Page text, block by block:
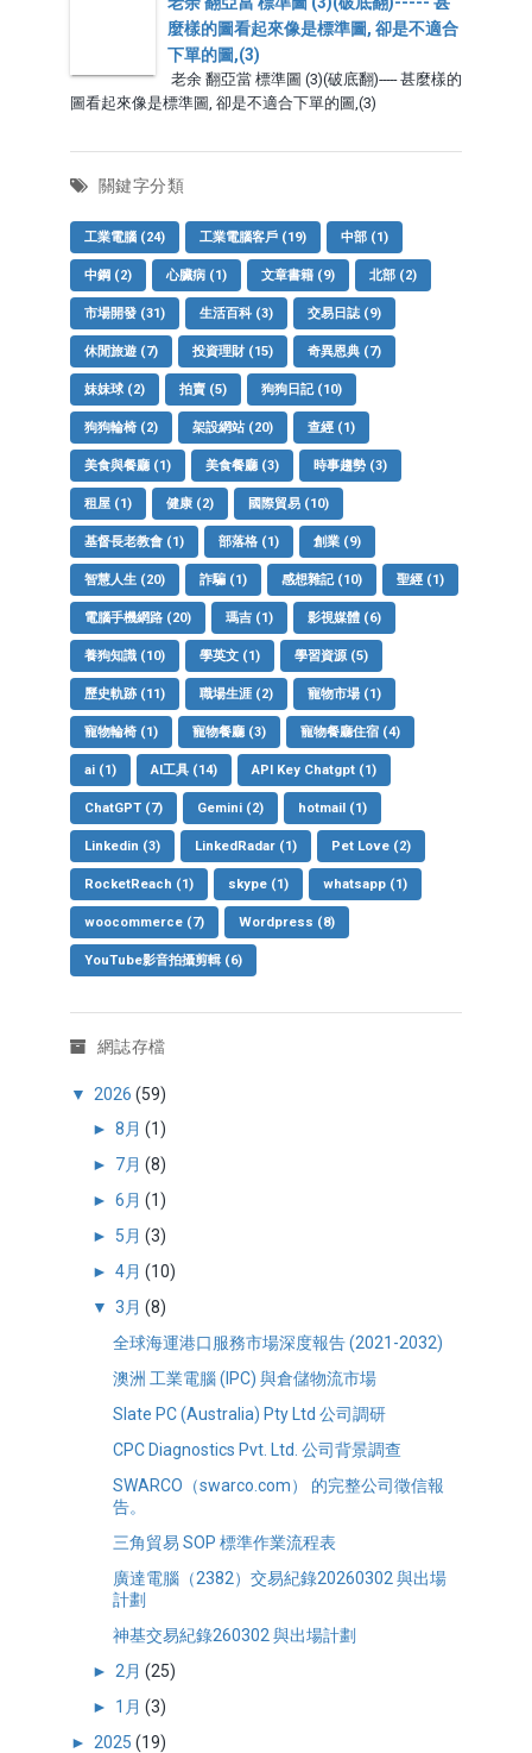
麼樣的圖看起來像是標準圖, 卻是不適合
下單的圖,(3)
老余 翻亞當 標準圖 (3)(破底翻)----- 甚麼樣的
圖看起來像是標準圖, 卻是不適合下單的圖,(3)
關鍵字分類
工業電腦 (24) 工業電腦客戶 (19) 中部 (1)
中鋼 (2) 心臟病 (1) 文章書籍 (9) 北部 (2)
市場開發 (31) 生活百科 (3) 交易日誌 (9)
休閒旅遊 (7) 投資理財 (15) 奇異恩典 (7)
妹妹球 (2) 拍賣 (5) 狗狗日記 (10)
狗狗輪椅 (2) 架設網站 (20) 查經 (1)
美食與餐廳 (1) 美食餐廳 (3) 時事趨勢 (3)
租屋 (1) 健康 (2) 國際貿易 (10)
基督長老教會 (1) 部落格 (1) 創業 (9)
智慧人生 (20) 詐騙 (1) 感想雜記 (10) 聖經 (1)
電腦手機網路 (20) 瑪吉 (1) 影視媒體 (6)
養狗知識 (10) 學英文 (1) 學習資源 (5)
歷史軌跡 (11) 職場生涯 (2) 寵物市場 (1)
寵物輪椅 (1) 寵物餐廳 (3) 寵物餐廳住宿 (4)
ai (1) AI工具 (14) API Key Chatgpt (1)
ChatGPT (7) Gemini (2) hotmail (1)
Linkedin (3) LinkedRadar (1) Pet Love (2)
RocketReach (1) skype (1) whatsapp (1)
woocommerce (7) Wordpress (8)
YouTube影音拍攝剪輯 (6)
網誌存檔
▼ 2026 (59)
►8月(1)
► 7月(8)
►6月(1)
► 5月(3)
►4月(10)
▼3月(8)
全球海運港口服務市場深度報告 (2021-2032)
澳洲 工業電腦 (IPC) 與倉儲物流市場
Slate PC (Australia) Pty Ltd 公司調研
CPC Diagnostics Pvt. Ltd. 公司背景調查
SWARCO（swarco.com） 的完整公司徵信報
告。
三角貿易 SOP 標準作業流程表
廣達電腦（2382）交易紀錄20260302 與出場
計劃
神基交易紀錄260302 與出場計劃
► 2月(25)
► 1月(3)
► 2025 (19)